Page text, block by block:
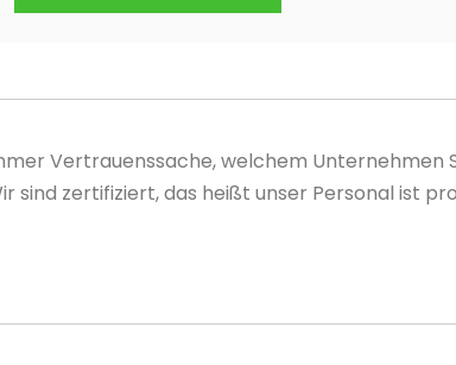
Vertrauenssache, welchem Unternehmen
zertifiziert, das heißt unser Personal ist